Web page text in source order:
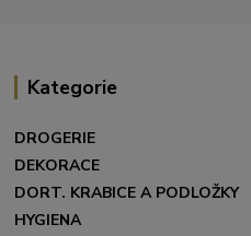
Kategorie
DROGERIE
DEKORACE
DORT. KRABICE A PODLOŽKY
HYGIENA